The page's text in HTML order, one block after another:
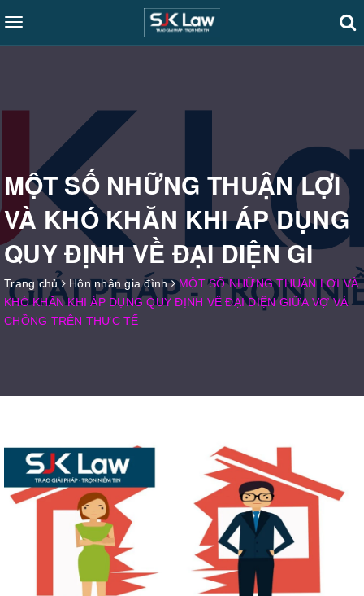
Toggle
navigation
MỘT SỐ NHỮNG THUẬN LỢI
VÀ KHÓ KHĂN KHI ÁP DỤNG
QUY ĐỊNH VỀ ĐẠI DIỆN GI
Trang chủ Hôn nhân gia đình
MỘT SỐ NHỮNG THUẬN LỢI VÀ
KHÓ KHĂN KHI ÁP DỤNG QUY ĐỊNH VỀ ĐẠI DIỆN GIỮA VỢ VÀ
CHỒNG TRÊN THỰC TẾ